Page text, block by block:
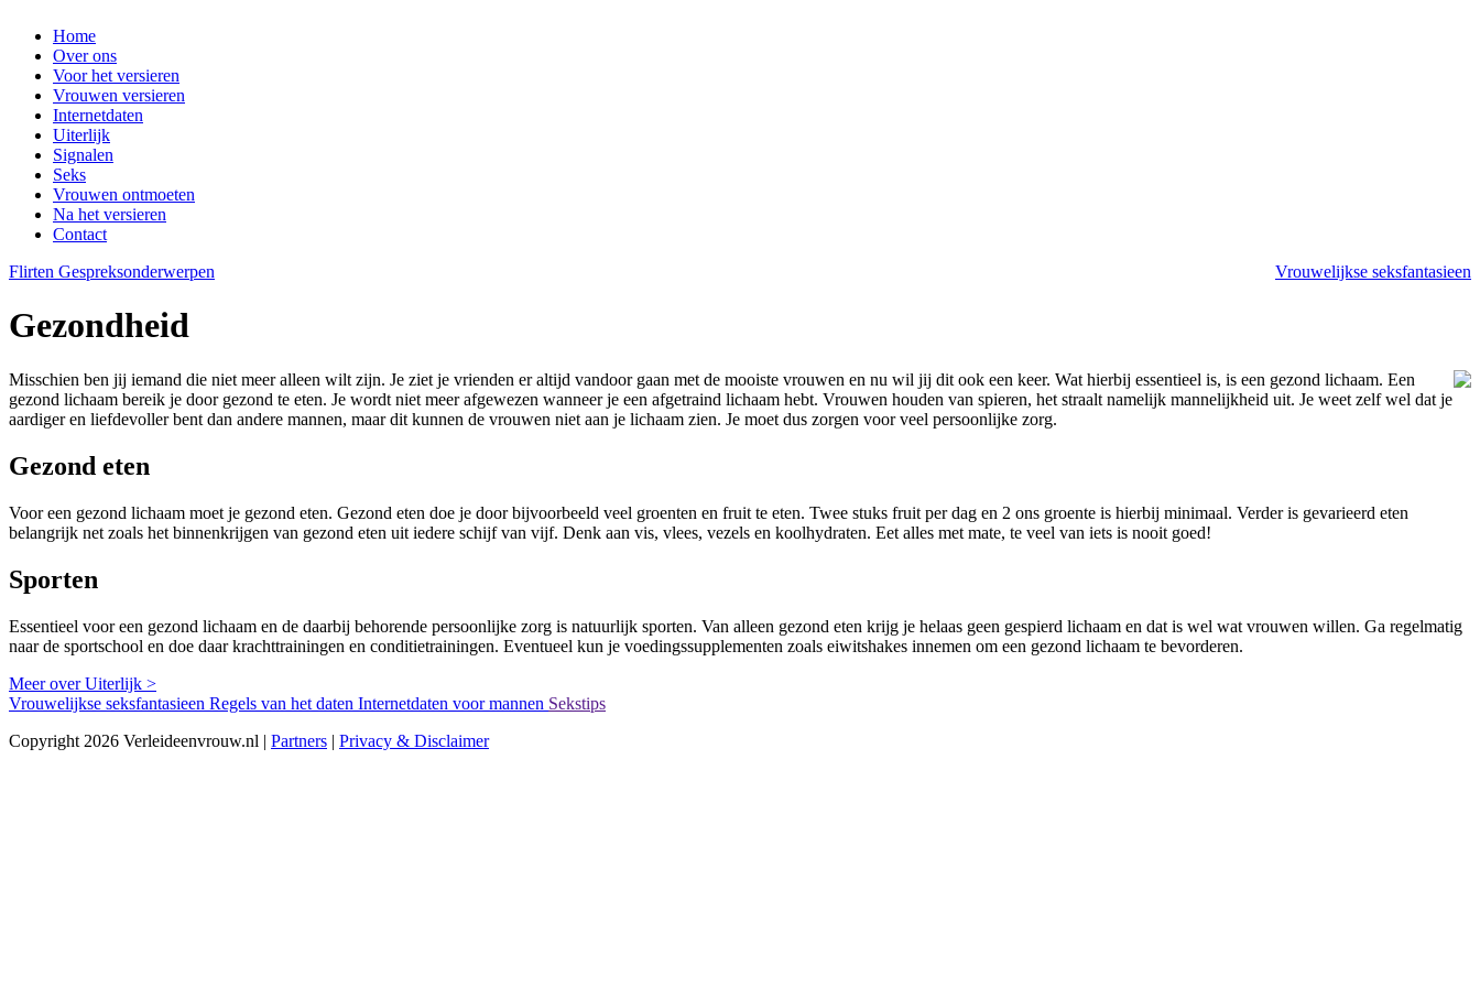
Home
Over ons
Voor het versieren
Vrouwen versieren
Internetdaten
Uiterlijk
Signalen
Seks
Vrouwen ontmoeten
Na het versieren
Contact
Flirten Gespreksonderwerpen Vrouwelijkse seksfantasieen
Gezondheid
Misschien ben jij iemand die niet meer alleen wilt zijn. Je ziet je vrienden er altijd vandoor gaan met de mooiste vrouwen en nu wil jij dit ook een keer. Wat hierbij essentieel is, is een gezond lichaam. Een
gezond lichaam bereik je door gezond te eten. Je wordt niet meer afgewezen wanneer je een afgetraind lichaam hebt. Vrouwen houden van spieren, het straalt namelijk mannelijkheid uit. Je weet zelf wel dat je
aardiger en liefdevoller bent dan andere mannen, maar dit kunnen de vrouwen niet aan je lichaam zien. Je moet dus zorgen voor veel persoonlijke zorg.
Gezond eten
Voor een gezond lichaam moet je gezond eten. Gezond eten doe je door bijvoorbeeld veel groenten en fruit te eten. Twee stuks fruit per dag en 2 ons groente is hierbij minimaal. Verder is gevarieerd eten
belangrijk net zoals het binnenkrijgen van gezond eten uit iedere schijf van vijf. Denk aan vis, vlees, vezels en koolhydraten. Eet alles met mate, te veel van iets is nooit goed!
Sporten
Essentieel voor een gezond lichaam en de daarbij behorende persoonlijke zorg is natuurlijk sporten. Van alleen gezond eten krijg je helaas geen gespierd lichaam en dat is wel wat vrouwen willen. Ga regelmatig
naar de sportschool en doe daar krachttrainingen en conditietrainingen. Eventueel kun je voedingssupplementen zoals eiwitshakes innemen om een gezond lichaam te bevorderen.
Meer over Uiterlijk >
Vrouwelijkse seksfantasieen Regels van het daten Internetdaten voor mannen Sekstips
Copyright 2026 Verleideenvrouw.nl | Partners | Privacy & Disclaimer